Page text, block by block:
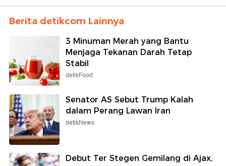
Berita detikcom Lainnya
3 Minuman Merah yang Bantu
Menjaga Tekanan Darah Tetap
Stabil
detikFood
Senator AS Sebut Trump Kalah
dalam Perang Lawan Iran
detikNews
Debut Ter Stegen Gemilang di Ajax,